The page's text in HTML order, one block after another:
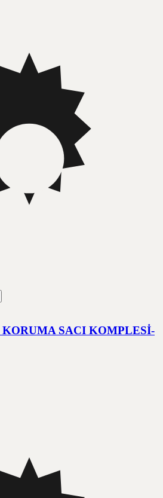
SACI KOMPLESİ-